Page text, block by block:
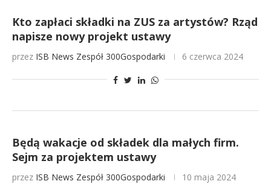
Kto zapłaci składki na ZUS za artystów? Rząd
napisze nowy projekt ustawy
przez ISB News Zespół 300Gospodarki 6 czerwca 2024
Będą wakacje od składek dla małych firm.
Sejm za projektem ustawy
przez ISB News Zespół 300Gospodarki 10 maja 2024